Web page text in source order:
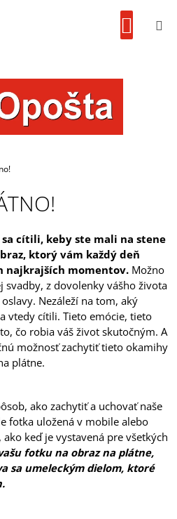
KOŠÍK
cítili, keby ste mali na stene
ktorý vám každý deň
najkrajších momentov. Možno
svadby, z dovolenky vášho života
Nezáleží na tom, aký
vtedy cítili. Tieto emócie, tieto
čo robia váš život skutočným. A
možnosť zachytiť tieto okamihy
plátne.
ako zachytiť a uchovať naše
fotka uložená v mobile alebo
keď je vystavená pre všetkých
fotku na obraz na plátne,
sa umeleckým dielom, ktoré